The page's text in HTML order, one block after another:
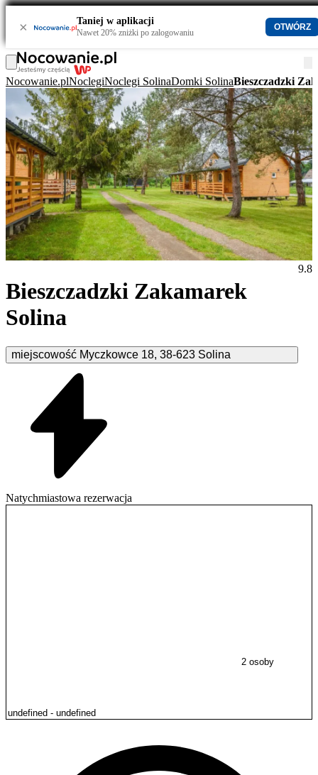
× Taniej w aplikacji
Nawet 20% zniżki po zalogowaniu
OTWÓRZ
Nocowanie.plNoclegiNoclegi SolinaDomki SolinaBieszczadzki
Bieszczadzki Zakamarek
Solina
miejscowość Myczkowce 18, 38-623 Solina
9.8
Natychmiastowa rezerwacja
2 osoby